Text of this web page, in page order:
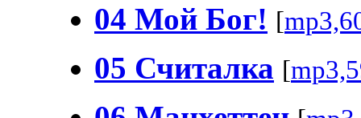
04 Мой Бог! [
05 Считалка [